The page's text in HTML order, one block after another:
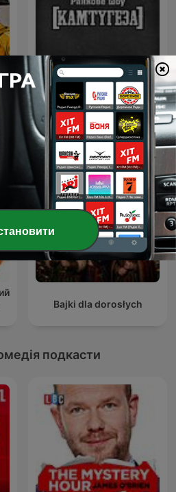
[КАМТУГЕЗА] на Radio
ROKS
Bajki dla dorosłych
подкасти